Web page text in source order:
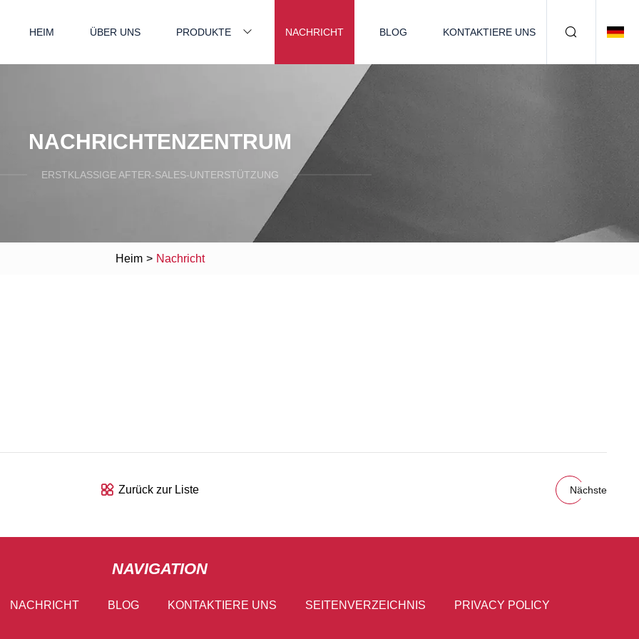
HEIM ÜBER UNS PRODUKTE NACHRICHT BLOG KONTAKTIERE UNS
NACHRICHTENZENTRUM
ERSTKLASSIGE AFTER-SALES-UNTERSTÜTZUNG
Heim > Nachricht
Zurück zur Liste Nächste
NAVIGATION
NACHRICHT BLOG KONTAKTIERE UNS SEITENVERZEICHNIS PRIVACY POLICY